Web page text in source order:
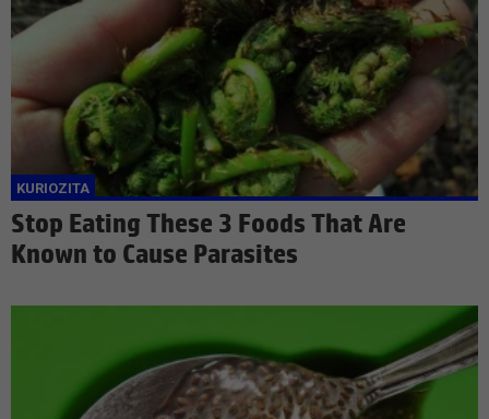
Stop Eating These 3 Foods That Are
Known to Cause Parasites